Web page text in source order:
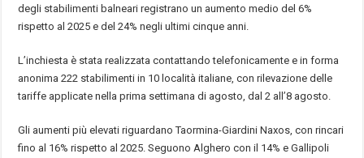
degli stabilimenti balneari registrano un aumento medio del 6%
rispetto al 2025 e del 24% negli ultimi cinque anni.
L’inchiesta è stata realizzata contattando telefonicamente e in forma
anonima 222 stabilimenti in 10 località italiane, con rilevazione delle
tariffe applicate nella prima settimana di agosto, dal 2 all’8 agosto.
Gli aumenti più elevati riguardano Taormina-Giardini Naxos, con rincari
fino al 16% rispetto al 2025. Seguono Alghero con il 14% e Gallipoli